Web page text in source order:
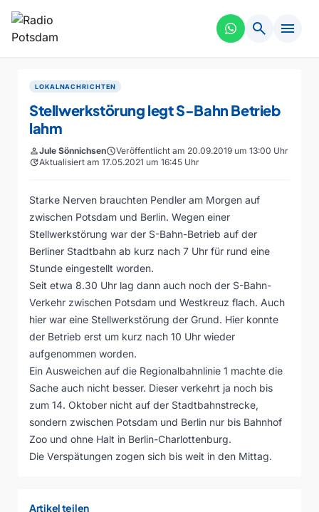
search menu
LOKALNACHRICHTEN
Stellwerkstörung legt S-Bahn Betrieb
lahm
personJule SönnichsenscheduleVeröffentlicht am 20.09.2019 um 13:00 Uhr
updateAktualisiert am 17.05.2021 um 16:45 Uhr
Starke Nerven brauchten Pendler am Morgen auf
zwischen Potsdam und Berlin. Wegen einer
Stellwerkstörung war der S-Bahn-Betrieb auf der
Berliner Stadtbahn ab kurz nach 7 Uhr für rund eine
Stunde eingestellt worden.
Seit etwa 8.30 Uhr lag dann auch noch der S-Bahn-
Verkehr zwischen Potsdam und Westkreuz flach. Auch
hier war eine Stellwerkstörung der Grund. Hier konnte
der Betrieb erst um kurz nach 10 Uhr wieder
aufgenommen worden.
Ein Ausweichen auf die Regionalbahnlinie 1 machte die
Sache auch nicht besser. Dieser verkehrt ja noch bis
zum 14. Oktober nicht auf der Stadtbahnstrecke,
sondern zwischen Potsdam und Berlin nur bis Bahnhof
Zoo und ohne Halt in Berlin-Charlottenburg.
Die Verspätungen zogen sich bis weit in den Mittag.
Artikel teilen